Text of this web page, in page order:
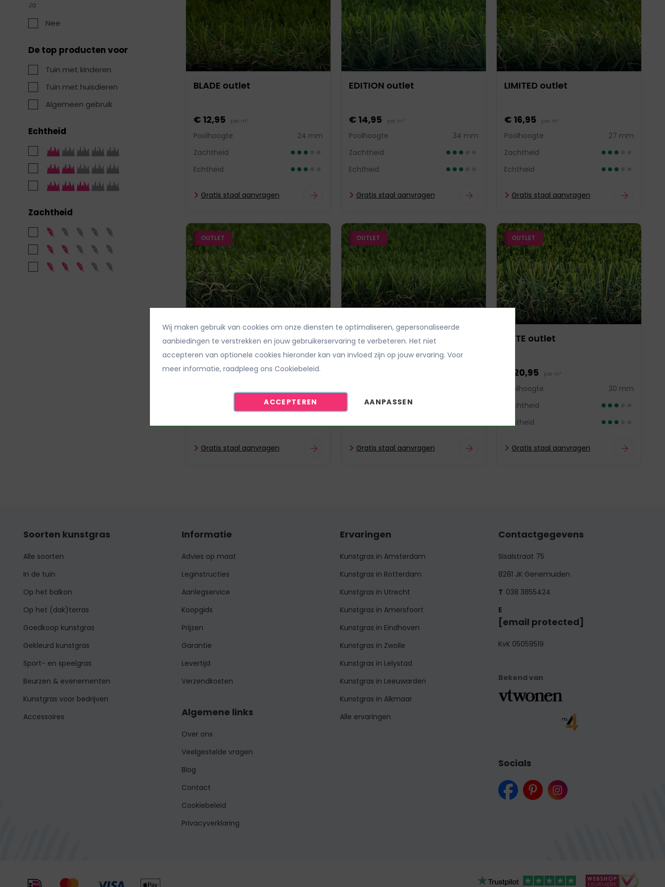
Wij maken gebruik van cookies om onze diensten te optimaliseren, gepersonaliseerde
aanbiedingen te verstrekken en jouw gebruikerservaring te verbeteren. Het niet
accepteren van optionele cookies hieronder kan van invloed zijn op jouw ervaring. Voor
meer informatie, raadpleeg ons Cookiebeleid.
ACCEPTEREN AANPASSEN
Ja
Nee
De top producten voor
Tuin met kinderen
Tuin met huisdieren
Algemeen gebruik
Echtheid
Zachtheid
BLADE outlet
€ 12,95 per m²
Poolhoogte
24 mm
Zachtheid
Echtheid
Gratis staal aanvragen
EDITION outlet
€ 14,95 per m²
Poolhoogte
34 mm
Zachtheid
Echtheid
Gratis staal aanvragen
LIMITED outlet
€ 16,95 per m²
Poolhoogte
27 mm
Zachtheid
Echtheid
Gratis staal aanvragen
OUTLET
CYPRUS outlet
€ 18,95 per m²
Gratis staal aanvragen
OUTLET
PACIFIC outlet
Zachtheid
Gratis staal aanvragen
OUTLET
ELITE outlet
€ 20,95 per m²
Poolhoogte
30 mm
Zachtheid
Echtheid
Gratis staal aanvragen
Soorten kunstgras
Alle soorten
In de tuin
Op het balkon
Op het (dak)terras
Goedkoop kunstgras
Gekleurd kunstgras
Sport- en speelgras
Beurzen & evenementen
Kunstgras voor bedrijven
Accessoires
Informatie
Advies op maat
Leginstructies
Aanlegservice
Koopgids
Prijzen
Garantie
Levertijd
Verzendkosten
Algemene links
Over ons
Veelgestelde vragen
Blog
Contact
Cookiebeleid
Privacyverklaring
Ervaringen
Kunstgras in Amsterdam
Kunstgras in Rotterdam
Kunstgras in Utrecht
Kunstgras in Amersfoort
Kunstgras in Eindhoven
Kunstgras in Zwolle
Kunstgras in Lelystad
Kunstgras in Leeuwarden
Kunstgras in Alkmaar
Alle ervaringen
Contactgegevens
Sisalstraat 75
8281 JK Genemuiden
038 3855424
[email protected]
KvK 05059519
Bekend van
Socials